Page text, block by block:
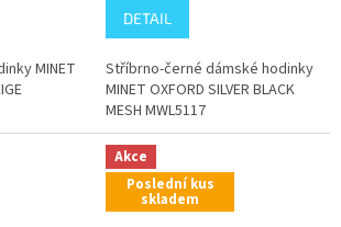
MINET
DETAIL
Stříbrno-černé dámské hodinky
MINET OXFORD SILVER BLACK
MESH MWL5117
Akce
Poslední kus
skladem